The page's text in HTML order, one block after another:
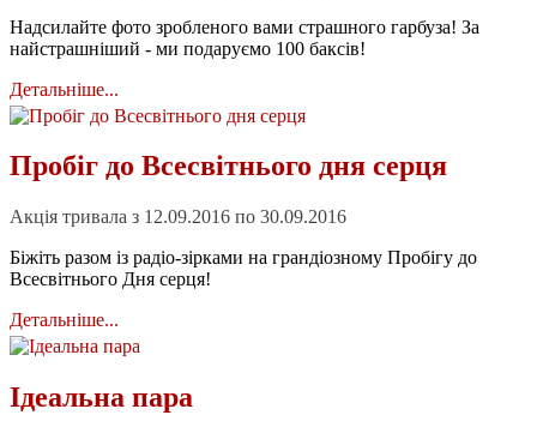
Надсилайте фото зробленого вами страшного гарбуза! За
найстрашніший - ми подаруємо 100 баксів!
Детальніше...
Пробіг до Всесвітнього дня серця
Акція тривала з 12.09.2016 по 30.09.2016
Біжіть разом із радіо-зірками на грандіозному Пробігу до
Всесвітнього Дня серця!
Детальніше...
Ідеальна пара